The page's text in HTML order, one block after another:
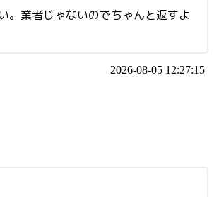
。業者じゃないのでちゃんと返すよ
2026-08-05 12:27:15